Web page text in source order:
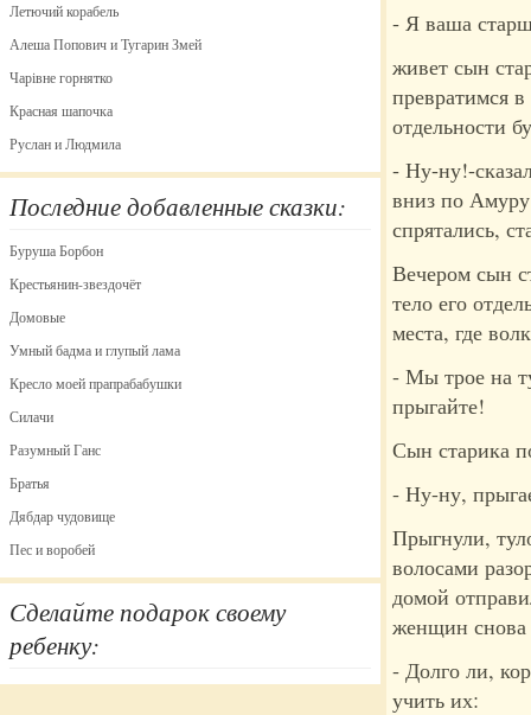
Летючий корабель
Алеша Попович и Тугарин Змей
Чарівне горнятко
Красная шапочка
Руслан и Людмила
Последние добавленные сказки:
Буруша Борбон
Крестьянин-звездочёт
Домовые
Умный бадма и глупый лама
Кресло моей прапрабабушки
Силачи
Разумный Ганс
Братья
Дябдар чудовище
Пес и воробей
Сделайте подарок своему
ребенку:
- Я ваша
живет сын
превратимся
отдельности
- Ну-ну!-
вниз по
спрятались,
Вечером сын
тело его
места, где
- Мы трое на
прыгайте!
Сын старика
- Ну-ну,
Прыгнули,
волосами
домой
женщин снова
- Долго ли,
учить их: